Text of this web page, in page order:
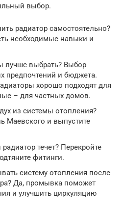
выбор.
радиатор самостоятельно?
необходимые навыки и
лучше выбрать? Выбор
предпочтений и бюджета.
хорошо подходят для
– для частных домов.
из системы отопления?
Маевского и выпустите
течет? Перекройте
фитинги.
систему отопления после
Да, промывка поможет
и улучшить циркуляцию